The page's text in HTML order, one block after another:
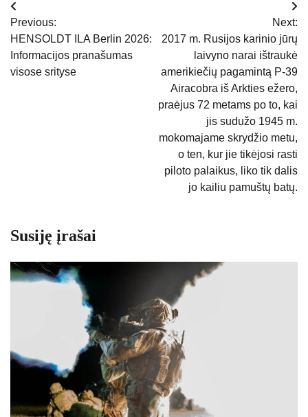
Navigacija
tarp
įrašų
Previous:
HENSOLDT ILA Berlin 2026:
Informacijos pranašumas
visose srityse
Next:
2017 m. Rusijos karinio jūrų
laivyno narai ištraukė
amerikiečių pagamintą P-39
Airacobra iš Arkties ežero,
praėjus 72 metams po to, kai
jis sudužo 1945 m.
mokomajame skrydžio metu,
o ten, kur jie tikėjosi rasti
piloto palaikus, liko tik dalis
jo kailiu pamuštų batų.
Susiję įrašai